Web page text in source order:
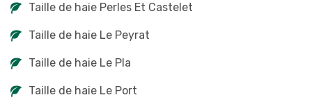
Taille de haie Perles Et Castelet
Taille de haie Le Peyrat
Taille de haie Le Pla
Taille de haie Le Port